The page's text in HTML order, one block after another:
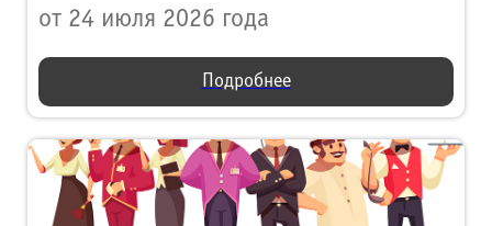
от 24 июля 2026 года
Подробнее